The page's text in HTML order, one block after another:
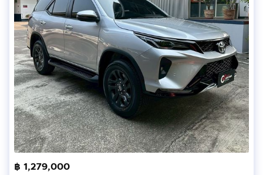
฿ 1,279,000